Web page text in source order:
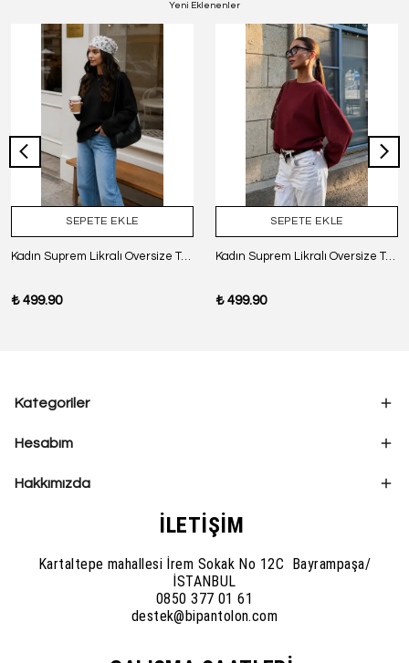
Yeni Eklenenler
SEPETE EKLE
Kadın Suprem Likralı Oversize T-Shirt - SİYAH
₺ 499.90
SEPETE EKLE
Kadın Suprem Likralı Oversize T-Shirt - BORDO
₺ 499.90
Kategoriler
Hesabım
Hakkımızda
İLETİŞİM
Kartaltepe mahallesi İrem Sokak No 12C Bayrampaşa/
İSTANBUL
0850 377 01 61
destek@bipantolon.com